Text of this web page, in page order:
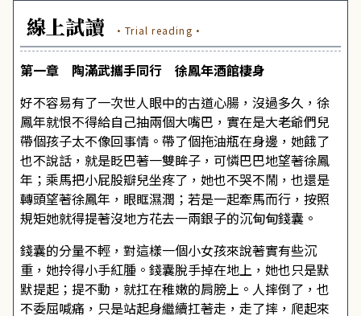
線上試讀 ·Trial reading·
第一章 陶滿武攜手同行 徐鳳年酒館棲身
好不容易有了一次世人眼中的古道心腸，沒過多久，徐
鳳年就恨不得給自己抽兩個大嘴巴，實在是大老爺們兒
帶個孩子太不像回事情。帶了個拖油瓶在身邊，她餓了
也不說話，就是眨巴著一雙眸子，可憐巴巴地望著徐鳳
年；乘馬把小屁股瓣兒坐疼了，她也不哭不鬧，也還是
轉頭望著徐鳳年，眼眶濕潤；若是一起牽馬而行，按照
規矩她就得提著沒地方花去一兩銀子的沉甸甸錢囊。
錢囊的分量不輕，對這樣一個小女孩來說著實有些沉
重，她拎得小手紅腫。錢囊脫手掉在地上，她也只是默
默提起；提不動，就扛在稚嫩的肩膀上。人摔倒了，也
不委屈喊痛，只是站起身繼續扛著走，走了摔，爬起來